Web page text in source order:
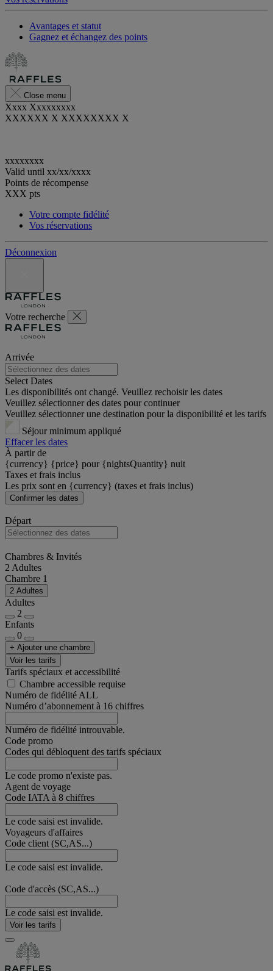
Avantages et statut
Gagnez et échangez des points
Close menu
Xxxx Xxxxxxxxx
XXXXXX X XXXXXXXX X
xxxxxxxx
Valid until xx/xx/xxxx
Points de récompense
XXX pts
Votre compte fidélité
Vos réservations
Déconnexion
Votre recherche
Arrivée
Select Dates
Les disponibilités ont changé. Veuillez rechoisir les dates
Veuillez sélectionner des dates pour continuer
Veuillez sélectionner une destination pour la disponibilité et les tarifs
Séjour minimum appliqué
Effacer les dates
À partir de
{currency} {price} pour {nightsQuantity} nuit
Taxes et frais inclus
Les prix sont en {currency} (taxes et frais inclus)
Confirmer les dates
Départ
Chambres & Invités
2 Adultes
Chambre 1
2 Adultes
Adultes
2
Enfants
0
+ Ajouter une chambre
Voir les tarifs
Tarifs spéciaux et accessibilité
Chambre accessible requise
Numéro de fidélité ALL
Numéro d’abonnement à 16 chiffres
Numéro de fidélité introuvable.
Code promo
Codes qui débloquent des tarifs spéciaux
Le code promo n'existe pas.
Agent de voyage
Code IATA à 8 chiffres
Le code saisi est invalide.
Voyageurs d'affaires
Code client (SC,AS...)
Le code saisi est invalide.
Code d'accès (SC,AS...)
Le code saisi est invalide.
Voir les tarifs